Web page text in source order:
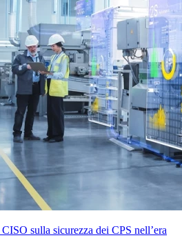
sulla sicurezza dei CPS nell’era